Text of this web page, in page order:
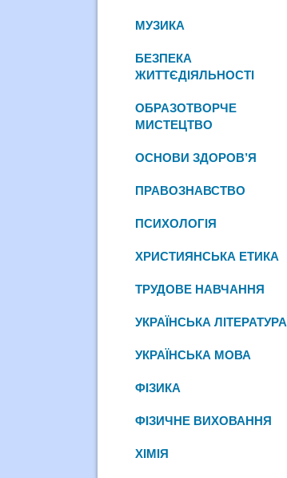
МУЗИКА
БЕЗПЕКА
ЖИТТЄДІЯЛЬНОСТІ
ОБРАЗОТВОРЧЕ
МИСТЕЦТВО
ОСНОВИ ЗДОРОВ’Я
ПРАВОЗНАВСТВО
ПСИХОЛОГІЯ
ХРИСТИЯНСЬКА ЕТИКА
ТРУДОВЕ НАВЧАННЯ
УКРАЇНСЬКА ЛІТЕРАТУРА
УКРАЇНСЬКА МОВА
ФІЗИКА
ФІЗИЧНЕ ВИХОВАННЯ
ХІМІЯ